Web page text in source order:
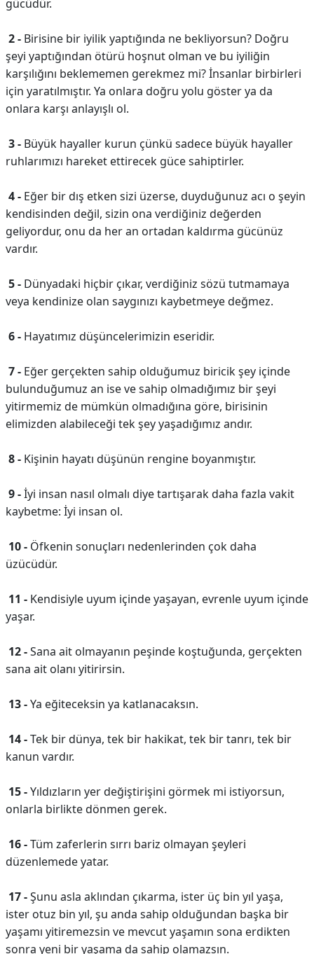
gücüdür.
2 - Birisine bir iyilik yaptığında ne bekliyorsun? Doğru
şeyi yaptığından ötürü hoşnut olman ve bu iyiliğin
karşılığını beklememen gerekmez mi? İnsanlar birbirleri
için yaratılmıştır. Ya onlara doğru yolu göster ya da
onlara karşı anlayışlı ol.
3 - Büyük hayaller kurun çünkü sadece büyük hayaller
ruhlarımızı hareket ettirecek güce sahiptirler.
4 - Eğer bir dış etken sizi üzerse, duyduğunuz acı o şeyin
kendisinden değil, sizin ona verdiğiniz değerden
geliyordur, onu da her an ortadan kaldırma gücünüz
vardır.
5 - Dünyadaki hiçbir çıkar, verdiğiniz sözü tutmamaya
veya kendinize olan saygınızı kaybetmeye değmez.
6 - Hayatımız düşüncelerimizin eseridir.
7 - Eğer gerçekten sahip olduğumuz biricik şey içinde
bulunduğumuz an ise ve sahip olmadığımız bir şeyi
yitirmemiz de mümkün olmadığına göre, birisinin
elimizden alabileceği tek şey yaşadığımız andır.
8 - Kişinin hayatı düşünün rengine boyanmıştır.
9 -İyi insan nasıl olmalı diye tartışarak daha fazla vakit
kaybetme: İyi insan ol.
10 - Öfkenin sonuçları nedenlerinden çok daha
üzücüdür.
11 - Kendisiyle uyum içinde yaşayan, evrenle uyum içinde
yaşar.
12 -Sana ait olmayanın peşinde koştuğunda, gerçekten
sana ait olanı yitirirsin.
13 -Ya eğiteceksin ya katlanacaksın.
14 -Tek bir dünya, tek bir hakikat, tek bir tanrı, tek bir
kanun vardır.
15 -Yıldızların yer değiştirişini görmek mi istiyorsun,
onlarla birlikte dönmen gerek.
16 -Tüm zaferlerin sırrı bariz olmayan şeyleri
düzenlemede yatar.
17 -Şunu asla aklından çıkarma, ister üç bin yıl yaşa,
ister otuz bin yıl, şu anda sahip olduğundan başka bir
yaşamı yitiremezsin ve mevcut yaşamın sona erdikten
sonra yeni bir yaşama da sahip olamazsın.